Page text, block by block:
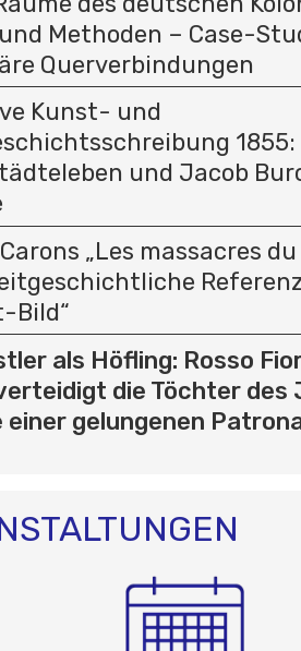
Methoden – Case-
Querverbindungen
Kunst- und
1855:
und Jacob
„Les massacres
Bild“
als Höfling: Rosso
die Töchter des
einer gelungenen